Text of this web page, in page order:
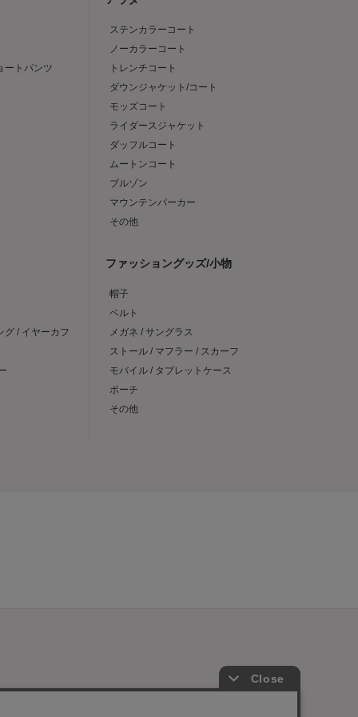
ートパンツ
ステンカラーコート
ノーカラーコート
トレンチコート
ダウンジャケット/コート
モッズコート
ライダースジャケット
ダッフルコート
ムートンコート
ブルゾン
マウンテンパーカー
その他
グ / イヤーカフ
ファッショングッズ/小物
帽子
ベルト
メガネ / サングラス
ストール / マフラー / スカーフ
モバイル / タブレットケース
ポーチ
その他